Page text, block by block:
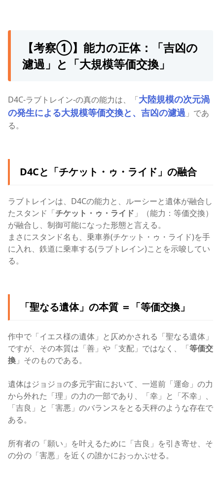
【考察①】能力の正体：「吉凶の
濾過」と「大規模等価交換」
D4C-ラブトレイン-の真の能力は、「大陸規模の次元渦
の発生による大規模等価交換と、吉凶の濾過 」であ
る。
D4Cと「チケット・ゥ・ライド」の融合
ラブトレインは、D4Cの能力と、ルーシーと遺体が融合し
たスタンド「チケット・ゥ・ライド 」（能力：等価交換）
が融合し、制御可能になった形態と言える。
まさにスタンド名も、乗車券(チケット・ゥ・ライド)を手
に入れ、鉄道に乗車する(ラブトレイン)ことを示唆してい
る。
「聖なる遺体」の本質 ＝「等価交換」
作中で「イエス様の遺体」と仄めかされる「聖なる遺体」
ですが、その本質は「善」や「支配」ではなく、「等価交
換 」そのものである。
遺体はジョジョの多元宇宙において、一巡前「運命」の力
から外れた「理」の力の一部であり、「幸」と「不幸」、
「吉良」と「害悪」のバランスをとる天秤のような存在で
ある。
所有者の「願い」を叶えるために「吉良」を引き寄せ、そ
の分の「害悪」を近くの誰かにおっかぶせる。